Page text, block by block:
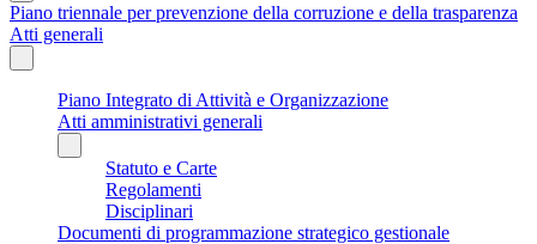
Piano triennale per prevenzione della corruzione e della trasparenza
Atti generali
Piano Integrato di Attività e Organizzazione
Atti amministrativi generali
Statuto e Carte
Regolamenti
Disciplinari
Documenti di programmazione strategico gestionale